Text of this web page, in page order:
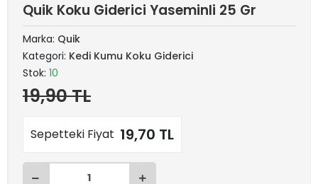
Quik Koku Giderici Yaseminli 25 Gr
Marka: Quik
Kategori: Kedi Kumu Koku Giderici
Stok: 10
19,90 TL
Sepetteki Fiyat 19,70 TL